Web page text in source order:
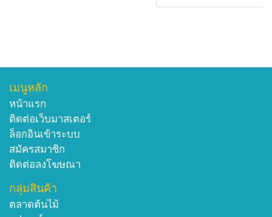
เมนูหลัก
หน้าแรก
ติดต่อเว็บมาสเตอร์
ล็อกอินเข้าระบบ
สมัครสมาชิก
ติดต่อลงโฆษณา
กลุ่มสินค้า
ตลาดต้นไม้